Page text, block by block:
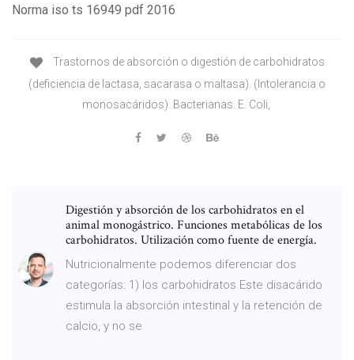
Norma iso ts 16949 pdf 2016
Trastornos de absorción o digestión de carbohidratos
(deficiencia de lactasa, sacarasa o maltasa). (Intolerancia o
monosacáridos). Bacterianas. E. Coli,
Digestión y absorción de los carbohidratos en el
animal monogástrico. Funciones metabólicas de los
carbohidratos. Utilización como fuente de energía.
Nutricionalmente podemos diferenciar dos
categorías: 1) los carbohidratos Este disacárido
estimula la absorción intestinal y la retención de
calcio, y no se